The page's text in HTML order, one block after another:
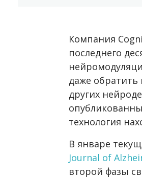
Компания
последнего
даже обратить
других
технология
В январе
Journal of
второй фазы